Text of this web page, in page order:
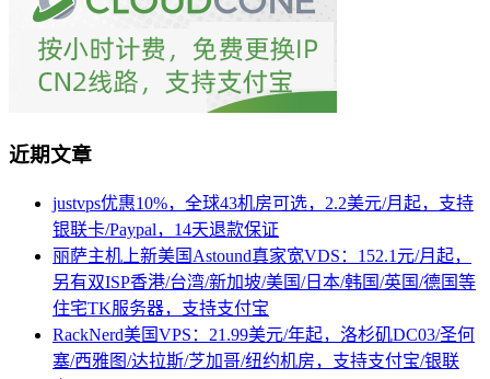
近期文章
justvps优惠10%，全球43机房可选，2.2美元/月起，支持
银联卡/Paypal，14天退款保证
丽萨主机上新美国Astound真家宽VDS：152.1元/月起，
另有双ISP香港/台湾/新加坡/美国/日本/韩国/英国/德国等
住宅TK服务器，支持支付宝
RackNerd美国VPS：21.99美元/年起，洛杉矶DC03/圣何
塞/西雅图/达拉斯/芝加哥/纽约机房，支持支付宝/银联